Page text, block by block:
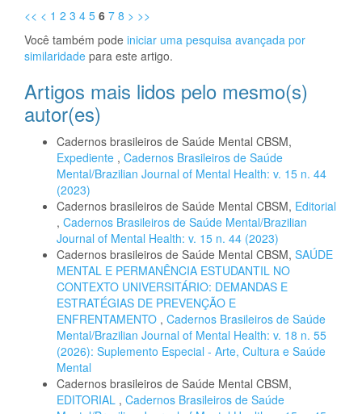
<< < 1 2 3 4 5 6 7 8 > >>
Você também pode iniciar uma pesquisa avançada por
similaridade para este artigo.
Artigos mais lidos pelo mesmo(s)
autor(es)
Cadernos brasileiros de Saúde Mental CBSM,
Expediente , Cadernos Brasileiros de Saúde
Mental/Brazilian Journal of Mental Health: v. 15 n. 44
(2023)
Cadernos brasileiros de Saúde Mental CBSM, Editorial
, Cadernos Brasileiros de Saúde Mental/Brazilian
Journal of Mental Health: v. 15 n. 44 (2023)
Cadernos brasileiros de Saúde Mental CBSM, SAÚDE
MENTAL E PERMANÊNCIA ESTUDANTIL NO
CONTEXTO UNIVERSITÁRIO: DEMANDAS E
ESTRATÉGIAS DE PREVENÇÃO E
ENFRENTAMENTO , Cadernos Brasileiros de Saúde
Mental/Brazilian Journal of Mental Health: v. 18 n. 55
(2026): Suplemento Especial - Arte, Cultura e Saúde
Mental
Cadernos brasileiros de Saúde Mental CBSM,
EDITORIAL , Cadernos Brasileiros de Saúde